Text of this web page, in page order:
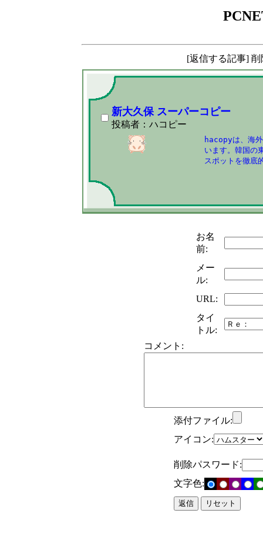
[返信する記事]
新大久保 スーパーコピー
投稿者：ハコピー
hacopyは、海
います。韓国の
スポットを徹底
お名
前:
メー
ル:
URL:
タイ
トル:
コメント:
添付ファイル:
アイコン:
削除パスワード:
文字色: